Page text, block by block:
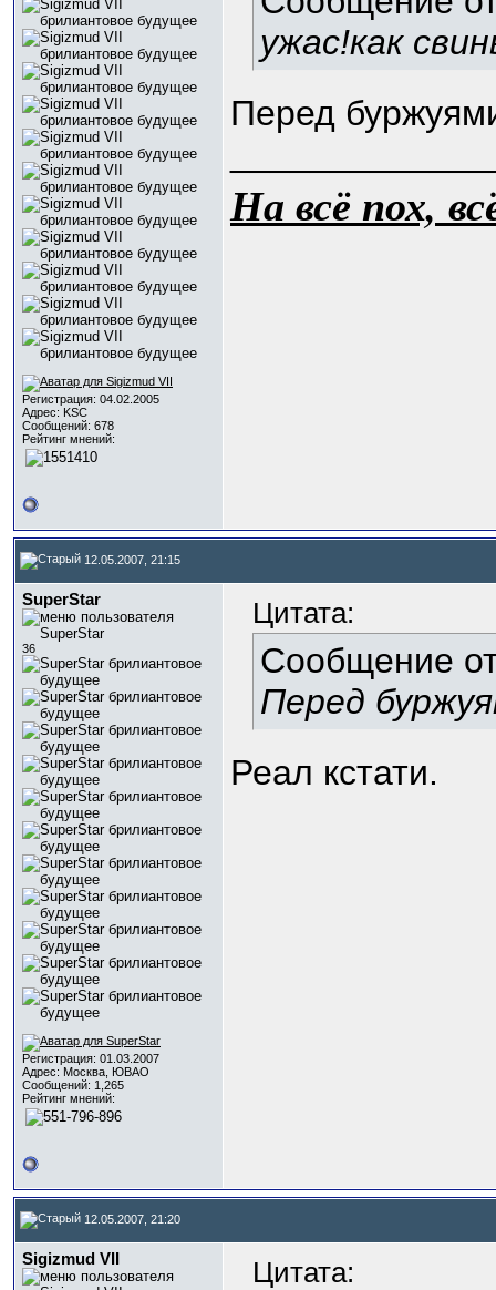
Регистрация: 04.02.2005
Адрес: KSC
Сообщений: 678
Рейтинг мнений:
ужас!как
Перед
На всё пох,
12.05.2007, 21:15
SuperStar
36
Регистрация: 01.03.2007
Адрес: Москва, ЮВАО
Сообщений: 1,265
Рейтинг мнений:
Цитата:
Сообщение
Перед
Реал кстати.
12.05.2007, 21:20
Sigizmud VII Цитата: